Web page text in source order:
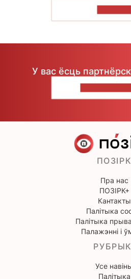
У вас ёсць
ПОЗІРК
Пра нас
ПОЗІРК+
Кантакты
Палітыка
Палітыка
Палажэнні і
Усе
Палітыка